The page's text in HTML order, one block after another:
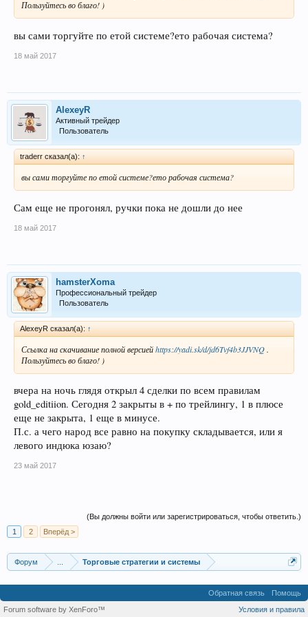
beat theforexmarkets and change your live
$100.000 to $1.355.165 (Dec 09,2016 - April 13, 2017)
How to use it ? :
Forex Signals 30 Platinum 2017.
Updated April, 2017
AUD/USD, H4
EUR/USD, H1
EUR/USD, H1
EUR/USD, H1
USD/JPY, H4
I AM SURE THAT YOU HAD SEEN CHARTS LIKE THIS
Продажник http://www.forexsignal30.com/88 S
Цена взноса в рублях
Пользуйтесь во благо! )
вы сами торгуйте по етой системе?ето рабочая система?
18 май 2017
AlexeyR
Активный трейдер
Пользователь
traderr сказал(а): ↑
вы сами торгуйте по етой системе?ето рабочая система?
Сам еще не прогонял, ручки пока не дошли до нее
18 май 2017
hamsterXoma
Профессиональный трейдер
Пользователь
AlexeyR сказал(а): ↑
Ссылка на скачивание полной версиейhttps://yadi.sk/d/jd6Tvf4b3JJVNQ.
Пользуйтесь во благо! )
вчера на ночь глядя открыл 4 сделки по всем правилам
gold_editiion. Сегодня 2 закрыты в + по трейлингу, 1 в плюсе
еще не закрыта, 1 еще в минусе.
П.с. а чего народ все равно на покупку складывается, или я
левого индюка юзаю?
23 май 2017
(Вы должны войти или зарегистрироваться, чтобы ответить.)
1
2 Вперёд >
Форум Торговые стратегии и системы
Обратная связь
Помощь
Условия и правила
Forum software by XenForo™